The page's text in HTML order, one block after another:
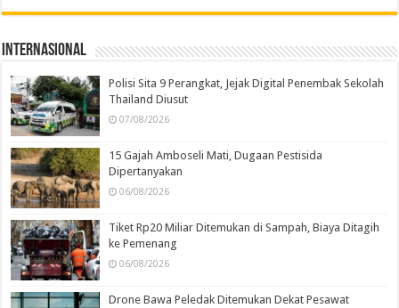
Internasional
Polisi Sita 9 Perangkat, Jejak Digital Penembak Sekolah
Thailand Diusut
07/08/2026
15 Gajah Amboseli Mati, Dugaan Pestisida
Dipertanyakan
06/08/2026
Tiket Rp20 Miliar Ditemukan di Sampah, Biaya Ditagih
ke Pemenang
06/08/2026
Drone Bawa Peledak Ditemukan Dekat Pesawat